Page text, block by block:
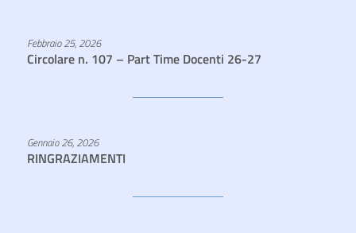
Febbraio 25, 2026
Circolare n. 107 – Part Time Docenti 26-27
Gennaio 26, 2026
RINGRAZIAMENTI